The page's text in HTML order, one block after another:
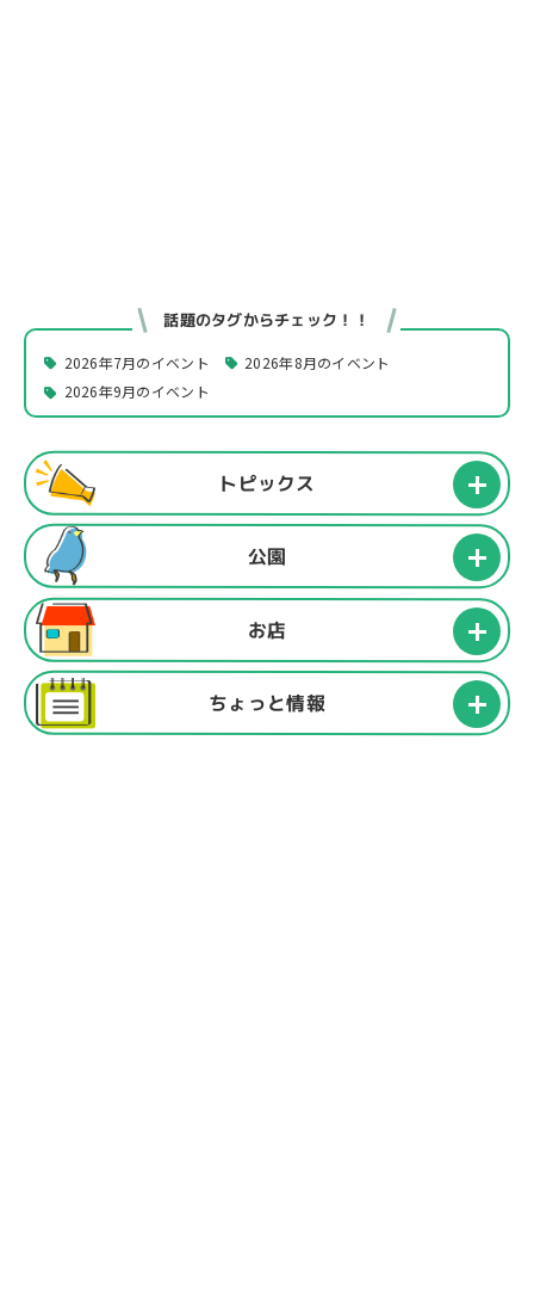
話題のタグからチェック！！
2026年7月のイベント
2026年8月のイベント
2026年9月のイベント
トピックス
公園
お店
ちょっと情報